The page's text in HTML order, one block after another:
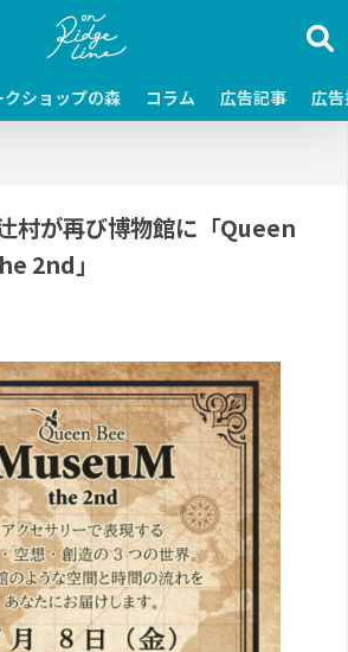
クショップの森 コラム 広告記事 広
村が再び博物館に「Queen
2nd」